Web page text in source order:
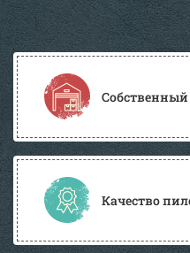
Собственный
Качество